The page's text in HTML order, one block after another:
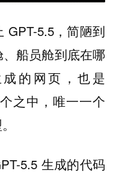
GPT-5.5，简陋到
船员舱到底在哪
成的网页，也是
之中，唯一一个
5.5 生成的代码